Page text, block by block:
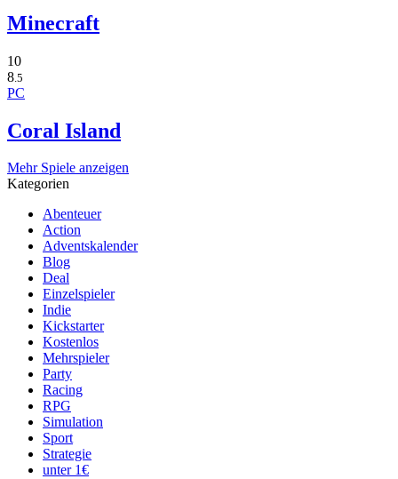
Minecraft
10
8 .5
PC
Coral Island
Mehr Spiele anzeigen
Kategorien
Abenteuer
Action
Adventskalender
Blog
Deal
Einzelspieler
Indie
Kickstarter
Kostenlos
Mehrspieler
Party
Racing
RPG
Simulation
Sport
Strategie
unter 1€